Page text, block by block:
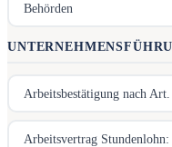
Behörden
Arbeitsbestätigung nach
Arbeitsvertrag